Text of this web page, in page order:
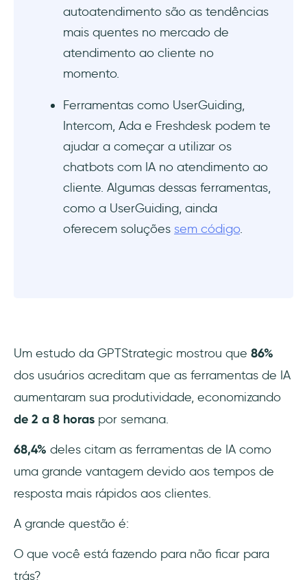
autoatendimento são as tendências
mais quentes no mercado de
atendimento ao cliente no
momento.
Ferramentas como UserGuiding,
Intercom, Ada e Freshdesk podem te
ajudar a começar a utilizar os
chatbots com IA no atendimento ao
cliente. Algumas dessas ferramentas,
como a UserGuiding, ainda
oferecem soluções sem código.
Um estudo da GPTStrategic mostrou que 86%
dos usuários acreditam que as ferramentas de IA
aumentaram sua produtividade, economizando
de 2 a 8 horas por semana.
68,4% deles citam as ferramentas de IA como
uma grande vantagem devido aos tempos de
resposta mais rápidos aos clientes.
A grande questão é:
O que você está fazendo para não ficar para
trás?